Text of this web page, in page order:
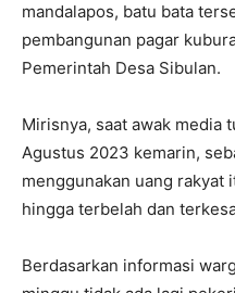
mandalapos, batu bata
pembangunan pagar
Pemerintah Desa Sibulan.
Mirisnya, saat awak media
Agustus 2023 kemarin,
menggunakan uang rakyat
hingga terbelah dan
Berdasarkan informasi